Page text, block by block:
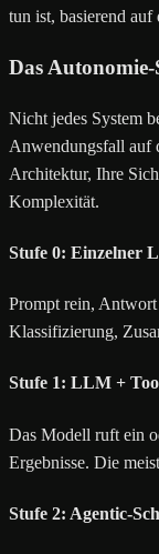
tun ist, basierend auf
Das
Nicht jedes System
Anwendungsfall auf
Architektur, Ihre
Komplexität.
Stufe 0: Einzelner
Prompt rein,
Klassifizierung,
Stufe 1: LLM +
Das Modell ruft ein
Ergebnisse. Die
Stufe 2: Agentic-